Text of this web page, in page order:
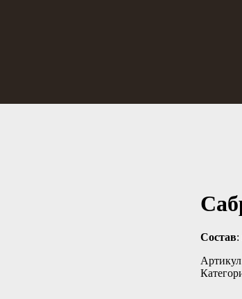
Состав: